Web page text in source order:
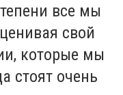
все мы
свой
которые мы
стоят очень